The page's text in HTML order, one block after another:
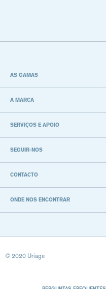
AS GAMAS
A MARCA
SERVIÇOS E APOIO
SEGUIR-NOS
CONTACTO
ONDE NOS ENCONTRAR
© 2020 Uriage